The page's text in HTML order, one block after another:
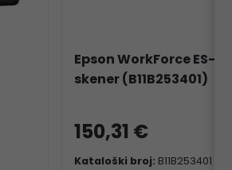
Epson WorkForce ES-
skener (B11B253401)
150,31 €
Kataloški broj: B11B253401